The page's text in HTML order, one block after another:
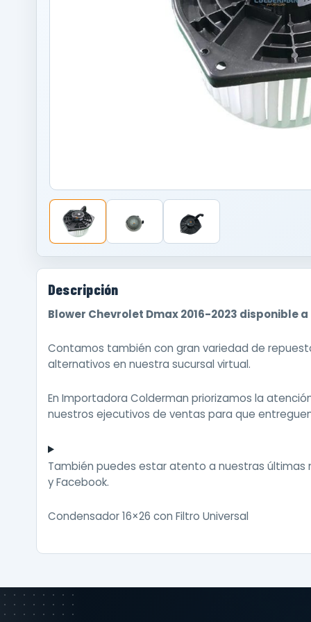
Descripción
Blower Chevrolet Dmax 2016-2023 disponible
Contamos también con gran variedad de
alternativos en nuestra sucursal virtual.
En Importadora Colderman priorizamos la
nuestros ejecutivos de ventas para que
También puedes estar atento a nuestras últimas
yFacebook.
Condensador 16×26 con Filtro Universal